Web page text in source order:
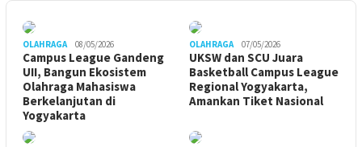
OLAHRAGA 08/05/2026
Campus League Gandeng
UII, Bangun Ekosistem
Olahraga Mahasiswa
Berkelanjutan di
Yogyakarta
OLAHRAGA 07/05/2026
UKSW dan SCU Juara
Basketball Campus League
Regional Yogyakarta,
Amankan Tiket Nasional